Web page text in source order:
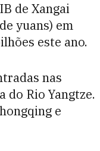
de Xangai
yuans) em
este ano.
nas
do Rio Yangtze.
e